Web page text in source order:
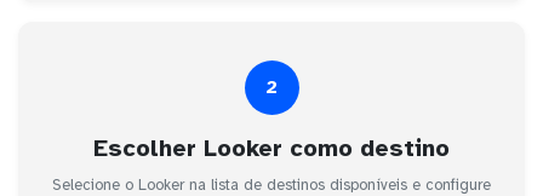
2
Escolher Looker como destino
Selecione o Looker na lista de destinos disponíveis e configure